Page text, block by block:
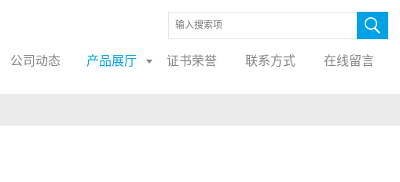
公司动态 产品展厅 证书荣誉 联系方式 在线留言